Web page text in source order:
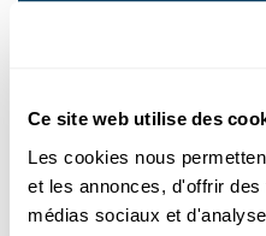
Ce site web utilise des
Les cookies nous
et les annonces, d'offrir
médias sociaux et
La « sixième »
La manière dont nous, les
approprions la Terre a un
destruction des habitats,
alimentaires, le changement